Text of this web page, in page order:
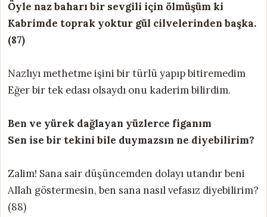
Öyle naz baharı bir sevgili için ölmüşüm ki
Kabrimde toprak yoktur gül cilvelerinden başka.
(87)
Nazlıyı methetme işini bir türlü yapıp bitiremedim
Eğer bir tek edası olsaydı onu kaderim bilirdim.
Ben ve yürek dağlayan yüzlerce figanım
Sen ise bir tekini bile duymazsın ne diyebilirim?
Zalim! Sana sair düşüncemden dolayı utandır beni
Allah göstermesin, ben sana nasıl vefasız diyebilirim?
(88)